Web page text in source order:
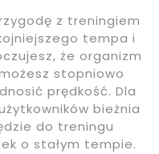
z treningiem
tempa i
że organizm
stopniowo
prędkość. Dla
bieżnia
do treningu
o stałym tempie.